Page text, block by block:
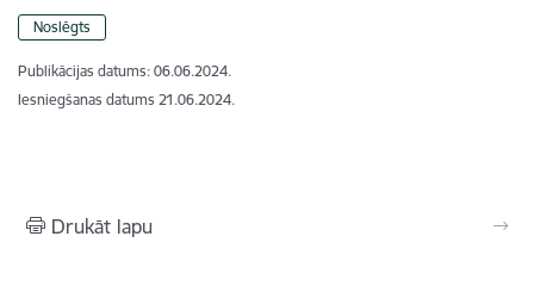
Noslēgts
Publikācijas datums: 06.06.2024.
Iesniegšanas datums 21.06.2024.
Drukāt lapu